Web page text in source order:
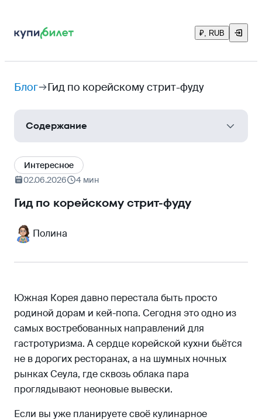
₽, RUB
Блог Гид по корейскому стрит-фуду
Содержание
Топ-10 блюд, которые нельзя пропустить
Как выжить без пожара во рту
Как вести себя у прилавка
Интересное
02.06.2026
4 мин
Гид по корейскому стрит-фуду
Полина
Южная Корея давно перестала быть просто
родиной дорам и кей-попа. Сегодня это одно из
самых востребованных направлений для
гастротуризма. А сердце корейской кухни бьётся
не в дорогих ресторанах, а на шумных ночных
рынках Сеула, где сквозь облака пара
проглядывают неоновые вывески.
Если вы уже планируете своё кулинарное